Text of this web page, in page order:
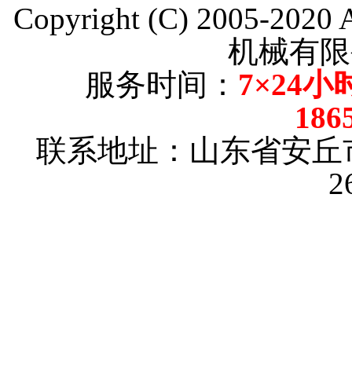
Copyright (C) 2005-2020
机械有
服务时间： 7×24小
联系地址：山东省安